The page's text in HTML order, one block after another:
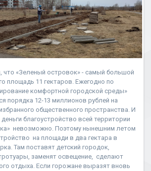
что «Зеленый островок» - самый большой
площадь 11 гектаров. Ежегодно по
комфортной городской среды»
порядка 12-13 миллионов рублей на
общественного пространства. И
благоустройство всей территории
невозможно. Поэтому нынешним летом
на площади в два гектара в
Там поставят детский городок,
заменят освещение, сделают
отдыха. Если горожане выразят вновь